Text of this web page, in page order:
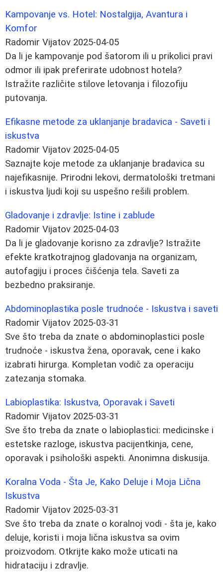
Kampovanje vs. Hotel: Nostalgija, Avantura i
Komfor
Radomir Vijatov 2025-04-05
Da li je kampovanje pod šatorom ili u prikolici pravi
odmor ili ipak preferirate udobnost hotela?
Istražite različite stilove letovanja i filozofiju
putovanja.
Efikasne metode za uklanjanje bradavica - Saveti i
iskustva
Radomir Vijatov 2025-04-05
Saznajte koje metode za uklanjanje bradavica su
najefikasnije. Prirodni lekovi, dermatološki tretmani
i iskustva ljudi koji su uspešno rešili problem.
Gladovanje i zdravlje: Istine i zablude
Radomir Vijatov 2025-04-03
Da li je gladovanje korisno za zdravlje? Istražite
efekte kratkotrajnog gladovanja na organizam,
autofagiju i proces čišćenja tela. Saveti za
bezbedno praksiranje.
Abdominoplastika posle trudnoće - Iskustva i saveti
Radomir Vijatov 2025-03-31
Sve što treba da znate o abdominoplastici posle
trudnoće - iskustva žena, oporavak, cene i kako
izabrati hirurga. Kompletan vodič za operaciju
zatezanja stomaka.
Labioplastika: Iskustva, Oporavak i Saveti
Radomir Vijatov 2025-03-31
Sve što treba da znate o labioplastici: medicinske i
estetske razloge, iskustva pacijentkinja, cene,
oporavak i psihološki aspekti. Anonimna diskusija.
Koralna Voda - Šta Je, Kako Deluje i Moja Lična
Iskustva
Radomir Vijatov 2025-03-31
Sve što treba da znate o koralnoj vodi - šta je, kako
deluje, koristi i moja lična iskustva sa ovim
proizvodom. Otkrijte kako može uticati na
hidrataciju i zdravlje.